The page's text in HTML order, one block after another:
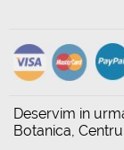
Deservim in
Botanica,